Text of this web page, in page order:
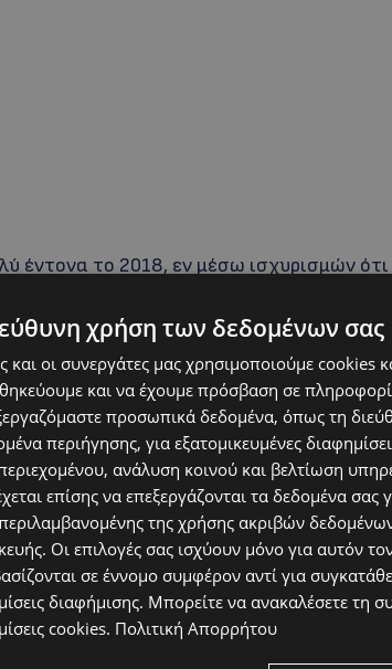
έντονα το 2018, εν μέσω ισχυρισμών ότι
από τον πατέρα της, καθώς και ότι την
Τώρα, ο πρώην μάνατζερ της
Tsang αμφισβητεί τη «νομιμότητα»
– καθώς οι αστυνομικοί τόσο
στο Λος Άντζελες, όπου ζούσε με τη
κανένα αρχείο για το θάνατο της
χρήση των δεδομένων σας
και οι συνεργάτες μας χρησιμοποιούμε cookies
και να έχουμε πρόσβαση σε
προσωπικά δεδομένα, όπως τη
περιήγησης, για εξατομικευμένες
ανάλυση κοινού και βελτίωση
επίσης να επεξεργάζονται τα δεδομένα
της χρήσης ακριβών
Οι επιλογές σας ισχύουν μόνο για αυτόν
σε έννομο συμφέρον αντί για
διαφήμισης. Μπορείτε να ανακαλέσετε τη
cookies. Πολιτική Απορρήτου